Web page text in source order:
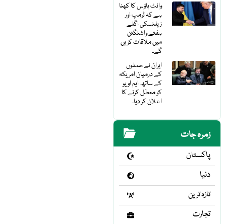
وائٹ ہاؤس کا کہنا
ہے کہ ٹرمپ اور
زیلنسکی اگلے
ہفتے واشنگٹن
میں ملاقات کریں
گے۔
ایران نے حملوں
کے درمیان امریکہ
کے ساتھ ایم او یو
کو معطل کرنے کا
اعلان کر دیا۔
زمرہ جات
پاکستان
دنیا
تازہ ترین
تجارت